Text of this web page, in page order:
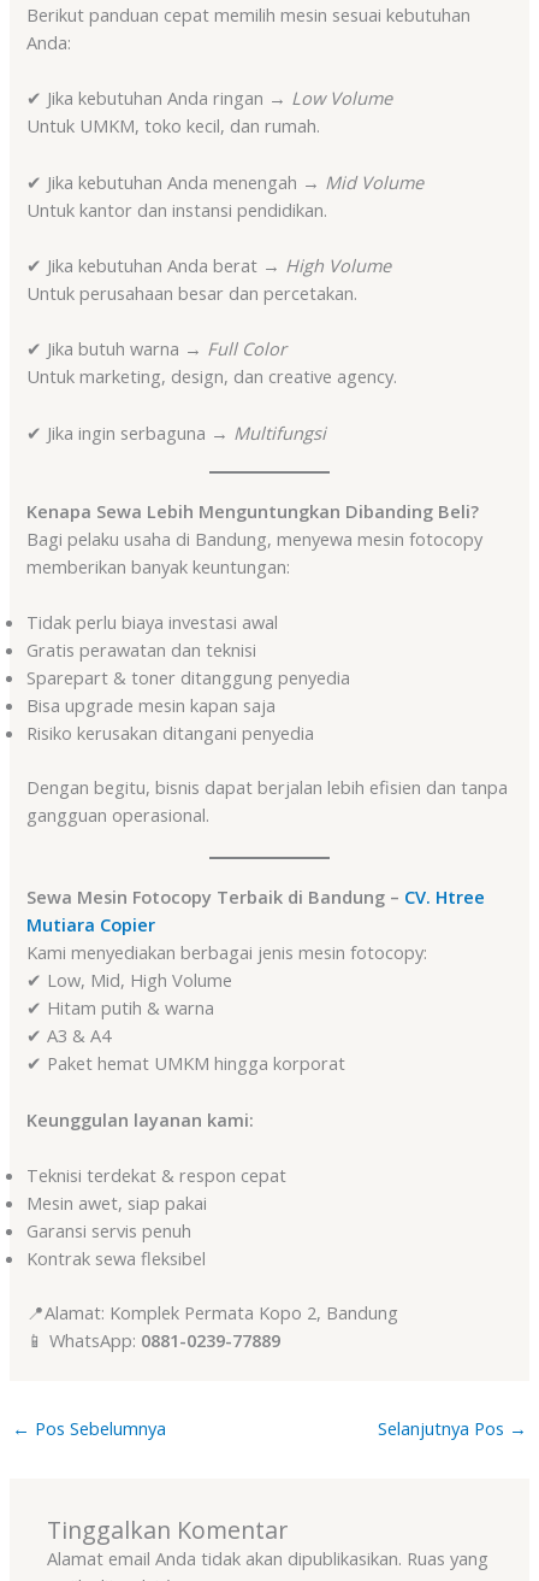
Berikut panduan cepat memilih mesin sesuai kebutuhan
Anda:
✔ Jika kebutuhan Anda ringan → Low Volume
Untuk UMKM, toko kecil, dan rumah.
✔ Jika kebutuhan Anda menengah → Mid Volume
Untuk kantor dan instansi pendidikan.
✔ Jika kebutuhan Anda berat → High Volume
Untuk perusahaan besar dan percetakan.
✔ Jika butuh warna → Full Color
Untuk marketing, design, dan creative agency.
✔ Jika ingin serbaguna → Multifungsi
Kenapa Sewa Lebih Menguntungkan Dibanding Beli?
Bagi pelaku usaha di Bandung, menyewa mesin fotocopy
memberikan banyak keuntungan:
Tidak perlu biaya investasi awal
Gratis perawatan dan teknisi
Sparepart & toner ditanggung penyedia
Bisa upgrade mesin kapan saja
Risiko kerusakan ditangani penyedia
Dengan begitu, bisnis dapat berjalan lebih efisien dan tanpa
gangguan operasional.
Sewa Mesin Fotocopy Terbaik di Bandung – CV. Htree
Mutiara Copier
Kami menyediakan berbagai jenis mesin fotocopy:
✔ Low, Mid, High Volume
✔ Hitam putih & warna
✔ A3 & A4
✔ Paket hemat UMKM hingga korporat
Keunggulan layanan kami:
Teknisi terdekat & respon cepat
Mesin awet, siap pakai
Garansi servis penuh
Kontrak sewa fleksibel
📍Alamat: Komplek Permata Kopo 2, Bandung
📱 WhatsApp: 0881-0239-77889
← Pos Sebelumnya Selanjutnya Pos →
Tinggalkan Komentar
Alamat email Anda tidak akan dipublikasikan. Ruas yang